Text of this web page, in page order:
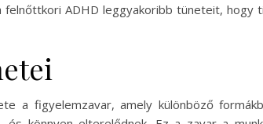
ADHD leggyakoribb tüneteit, hogy
a figyelemzavar, amely különböző